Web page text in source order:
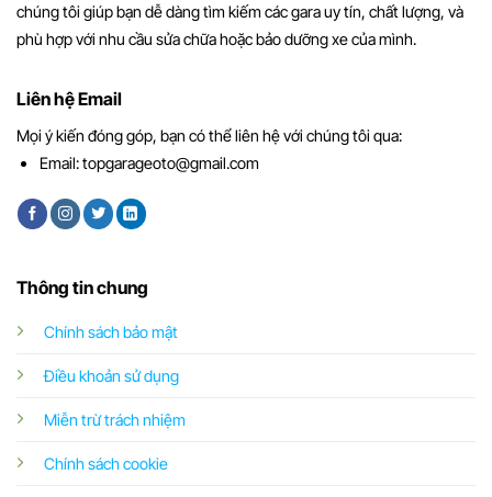
chúng tôi giúp bạn dễ dàng tìm kiếm các gara uy tín, chất lượng, và
phù hợp với nhu cầu sửa chữa hoặc bảo dưỡng xe của mình.
Thông tin chung
Chính sách bảo mật
Điều khoản sử dụng
Miễn trừ trách nhiệm
Chính sách cookie
Liên hệ Email
Mọi ý kiến đóng góp, bạn có thể liên hệ với chúng tôi qua:
Email:topgarageoto@gmail.com